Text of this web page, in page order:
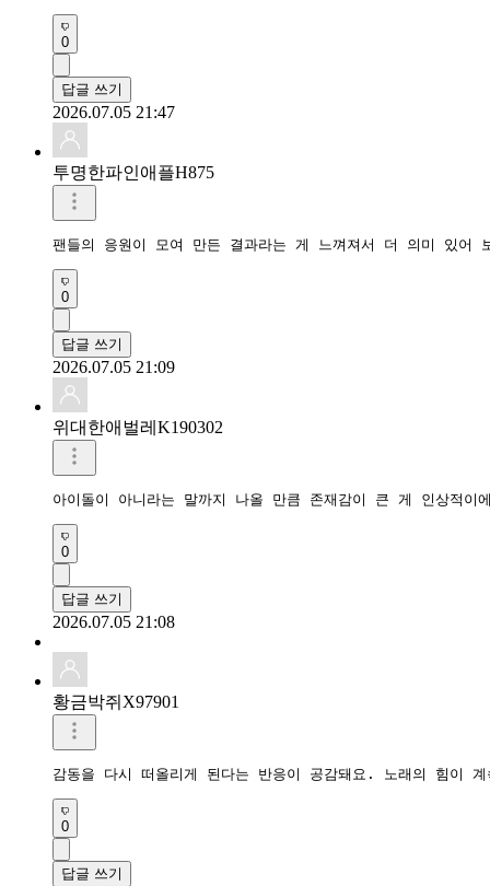
0
답글 쓰기
2026.07.05 21:47
투명한파인애플H875
팬들의 응원이 모여 만든 결과라는 게 느껴져서 더 의미 있어
0
답글 쓰기
2026.07.05 21:09
위대한애벌레K190302
아이돌이 아니라는 말까지 나올 만큼 존재감이 큰 게 인상적이
0
답글 쓰기
2026.07.05 21:08
황금박쥐X97901
감동을 다시 떠올리게 된다는 반응이 공감돼요. 노래의 힘이
0
답글 쓰기